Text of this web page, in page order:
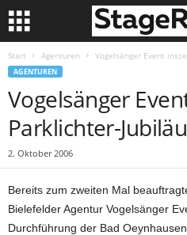
Start Agenturen Vogelsänger Event
AGENTUREN
Vogelsänger
Parklichter-
2. Oktober 2006
Bereits zum zweiten Mal
Bielefelder Agentur Vogelsänger
Durchführung der Bad